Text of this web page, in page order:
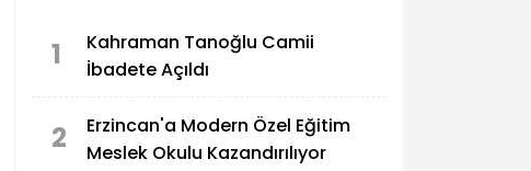
1
Kahraman Tanoğlu Camii
İbadete Açıldı
2
Erzincan'a Modern Özel Eğitim
Meslek Okulu Kazandırılıyor